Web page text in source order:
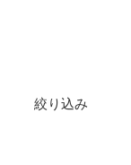
絞り込み